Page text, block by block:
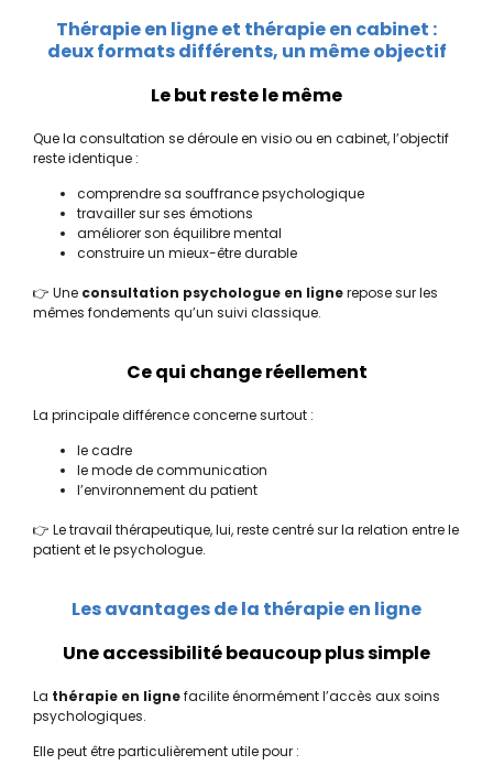
Thérapie en ligne et thérapie en cabinet :
deux formats différents, un même objectif
Le but reste le même
Que la consultation se déroule en visio ou en cabinet, l’objectif
reste identique :
comprendre sa souffrance psychologique
travailler sur ses émotions
améliorer son équilibre mental
construire un mieux-être durable
👉 Une consultation psychologue en lignerepose sur les
mêmes fondements qu’un suivi classique.
Ce qui change réellement
La principale différence concerne surtout :
le cadre
le mode de communication
l’environnement du patient
👉 Le travail thérapeutique, lui, reste centré sur la relation entre le
patient et le psychologue.
Les avantages de la thérapie en ligne
Une accessibilité beaucoup plus simple
La thérapie en lignefacilite énormément l’accès aux soins
psychologiques.
Elle peut être particulièrement utile pour :